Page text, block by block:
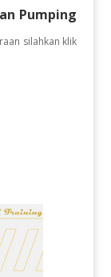
Pumping
silahkan klik